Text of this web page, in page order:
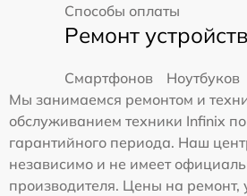
Способы оплаты
Ремонт устройств
Смартфонов
Ноутбуков
Мы занимаемся ремонтом и
обслуживанием техники Infinix
гарантийного периода. Наш
независимо и не имеет
производителя. Цены на ремонт,